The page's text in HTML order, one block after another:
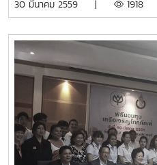
30 มีนาคม 2559 | 1918